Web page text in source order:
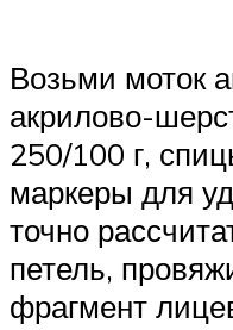
Возьми моток
акрилово-
250/100 г,
маркеры для
точно
петель,
фрагмент